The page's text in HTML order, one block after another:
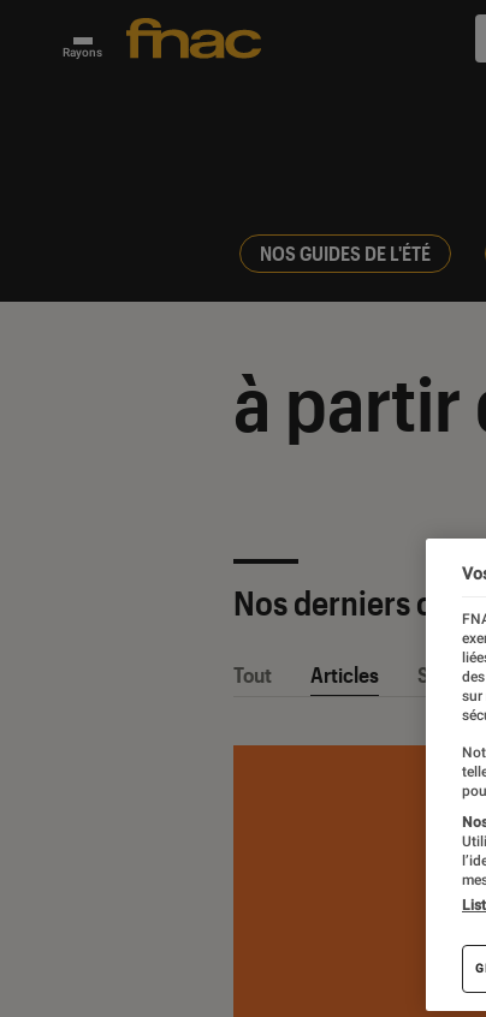
Rayons
NOS GUIDES DE L'ÉTÉ
à partir
Nos derniers
Tout Articles
sur